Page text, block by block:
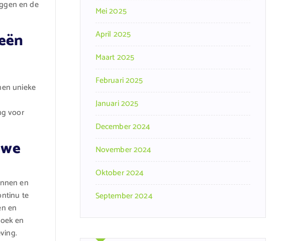
en de
unieke
voor
en
te
en
en
Mei 2025
April 2025
Maart 2025
Februari 2025
Januari 2025
December 2024
November 2024
Oktober 2024
September 2024